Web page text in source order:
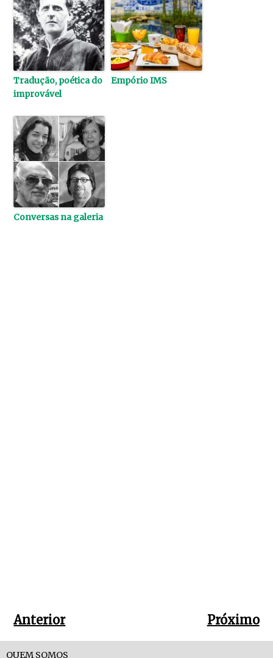
Tradução, poética do
improvável
Empório IMS
Conversas na galeria
Anterior Próximo
QUEM SOMOS